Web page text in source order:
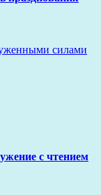
силами
с чтением